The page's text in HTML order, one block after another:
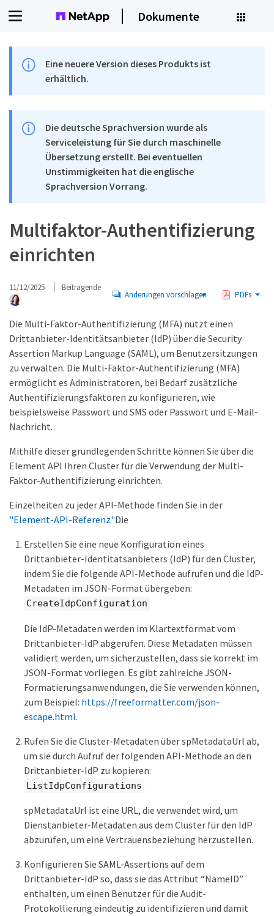
Dokumente
Eine neuere Version dieses Produkts ist
erhältlich.
Die deutsche Sprachversion wurde als
Serviceleistung für Sie durch maschinelle
Übersetzung erstellt. Bei eventuellen
Unstimmigkeiten hat die englische
Sprachversion Vorrang.
Multifaktor-Authentifizierung
einrichten
11/12/2025 Beitragende
Änderungen vorschlagen PDFs
Die Multi-Faktor-Authentifizierung (MFA) nutzt einen
Drittanbieter-Identitätsanbieter (IdP) über die Security
Assertion Markup Language (SAML), um Benutzersitzungen
zu verwalten. Die Multi-Faktor-Authentifizierung (MFA)
ermöglicht es Administratoren, bei Bedarf zusätzliche
Authentifizierungsfaktoren zu konfigurieren, wie
beispielsweise Passwort und SMS oder Passwort und E-Mail-
Nachricht.
Mithilfe dieser grundlegenden Schritte können Sie über die
Element API Ihren Cluster für die Verwendung der Multi-
Faktor-Authentifizierung einrichten.
Einzelheiten zu jeder API-Methode finden Sie in der
"Element-API-Referenz"Die
Erstellen Sie eine neue Konfiguration eines
Drittanbieter-Identitätsanbieters (IdP) für den Cluster,
indem Sie die folgende API-Methode aufrufen und die IdP-
Metadaten im JSON-Format übergeben:
CreateIdpConfiguration
Die IdP-Metadaten werden im Klartextformat vom
Drittanbieter-IdP abgerufen. Diese Metadaten müssen
validiert werden, um sicherzustellen, dass sie korrekt im
JSON-Format vorliegen. Es gibt zahlreiche JSON-
Formatierungsanwendungen, die Sie verwenden können,
zum Beispiel: https://freeformatter.com/json-
escape.html.
Rufen Sie die Cluster-Metadaten über spMetadataUrl ab,
um sie durch Aufruf der folgenden API-Methode an den
Drittanbieter-IdP zu kopieren:
ListIdpConfigurations
spMetadataUrl ist eine URL, die verwendet wird, um
Dienstanbieter-Metadaten aus dem Cluster für den IdP
abzurufen, um eine Vertrauensbeziehung herzustellen.
Konfigurieren Sie SAML-Assertions auf dem
Drittanbieter-IdP so, dass sie das Attribut “NameID”
enthalten, um einen Benutzer für die Audit-
Protokollierung eindeutig zu identifizieren und damit